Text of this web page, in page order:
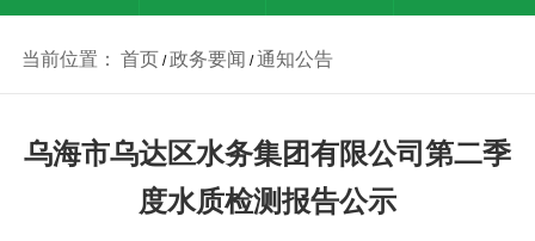
当前位置： 首页 /政务要闻 /通知公告
乌海市乌达区水务集团有限公司第二季
度水质检测报告公示